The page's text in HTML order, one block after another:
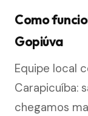
Como
Gopiúva
Equipe local
Carapicuíba:
chegamos